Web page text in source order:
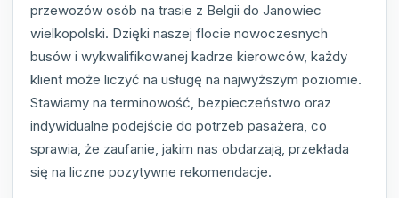
przewozów osób na trasie z Belgii do Janowiec
wielkopolski. Dzięki naszej flocie nowoczesnych
busów i wykwalifikowanej kadrze kierowców, każdy
klient może liczyć na usługę na najwyższym poziomie.
Stawiamy na terminowość, bezpieczeństwo oraz
indywidualne podejście do potrzeb pasażera, co
sprawia, że zaufanie, jakim nas obdarzają, przekłada
się na liczne pozytywne rekomendacje.